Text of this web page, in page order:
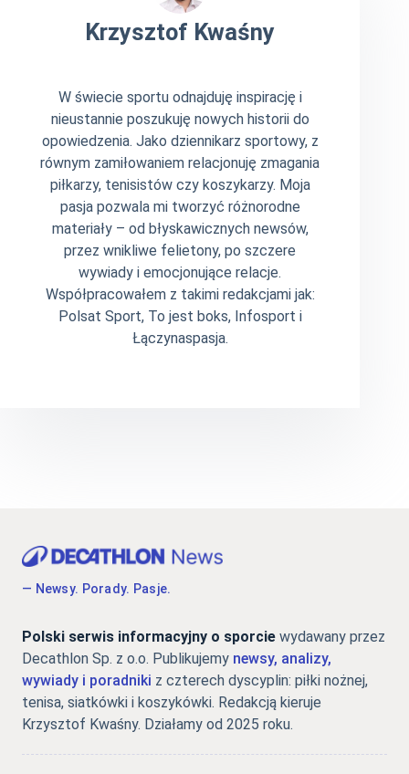
Krzysztof Kwaśny
W świecie sportu odnajduję inspirację i
nieustannie poszukuję nowych historii do
opowiedzenia. Jako dziennikarz sportowy, z
równym zamiłowaniem relacjonuję zmagania
piłkarzy, tenisistów czy koszykarzy. Moja
pasja pozwala mi tworzyć różnorodne
materiały – od błyskawicznych newsów,
przez wnikliwe felietony, po szczere
wywiady i emocjonujące relacje.
Współpracowałem z takimi redakcjami jak:
Polsat Sport, To jest boks, Infosport i
Łączynaspasja.
— Newsy. Porady. Pasje.
Polski serwis informacyjny o sporcie wydawany przez
Decathlon Sp. z o.o. Publikujemy newsy, analizy,
wywiady i poradniki z czterech dyscyplin: piłki nożnej,
tenisa, siatkówki i koszykówki. Redakcją kieruje
Krzysztof Kwaśny. Działamy od 2025 roku.